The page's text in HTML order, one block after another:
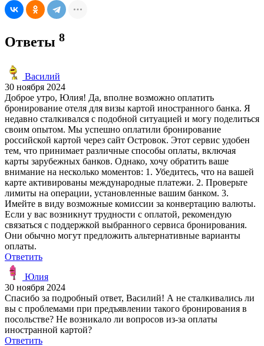
Ответы 8
Василий
30 ноября 2024
Доброе утро, Юлия! Да, вполне возможно оплатить
бронирование отеля для визы картой иностранного банка. Я
недавно сталкивался с подобной ситуацией и могу поделиться
своим опытом. Мы успешно оплатили бронирование
российской картой через сайт Островок. Этот сервис удобен
тем, что принимает различные способы оплаты, включая
карты зарубежных банков. Однако, хочу обратить ваше
внимание на несколько моментов: 1. Убедитесь, что на вашей
карте активированы международные платежи. 2. Проверьте
лимиты на операции, установленные вашим банком. 3.
Имейте в виду возможные комиссии за конвертацию валюты.
Если у вас возникнут трудности с оплатой, рекомендую
связаться с поддержкой выбранного сервиса бронирования.
Они обычно могут предложить альтернативные варианты
оплаты.
Ответить
Юлия
30 ноября 2024
Спасибо за подробный ответ, Василий! А не сталкивались ли
вы с проблемами при предъявлении такого бронирования в
посольстве? Не возникало ли вопросов из-за оплаты
иностранной картой?
Ответить